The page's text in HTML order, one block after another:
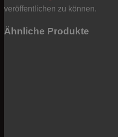
veröffentlichen zu können.
Ähnliche Produkte